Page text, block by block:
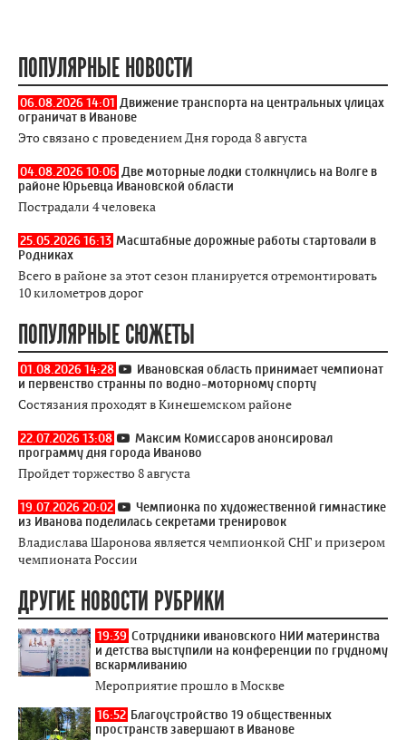
ПОПУЛЯРНЫЕ НОВОСТИ
06.08.2026 14:01 Движение транспорта на центральных улицах
ограничат в Иванове
Это связано с проведением Дня города 8 августа
04.08.2026 10:06 Две моторные лодки столкнулись на Волге в
районе Юрьевца Ивановской области
Пострадали 4 человека
25.05.2026 16:13 Масштабные дорожные работы стартовали в
Родниках
Всего в районе за этот сезон планируется отремонтировать
10 километров дорог
ПОПУЛЯРНЫЕ СЮЖЕТЫ
01.08.2026 14:28
Ивановская область принимает чемпионат
и первенство странны по водно-моторному спорту
Состязания проходят в Кинешемском районе
22.07.2026 13:08
Максим Комиссаров анонсировал
программу дня города Иваново
Пройдет торжество 8 августа
19.07.2026 20:02
Чемпионка по художественной гимнастике
из Иванова поделилась секретами тренировок
Владислава Шаронова является чемпионкой СНГ и призером
чемпионата России
ДРУГИЕ НОВОСТИ РУБРИКИ
19:39 Сотрудники ивановского НИИ материнства
и детства выступили на конференции по грудному
вскармливанию
Мероприятие прошло в Москве
16:52 Благоустройство 19 общественных
пространств завершают в Иванове